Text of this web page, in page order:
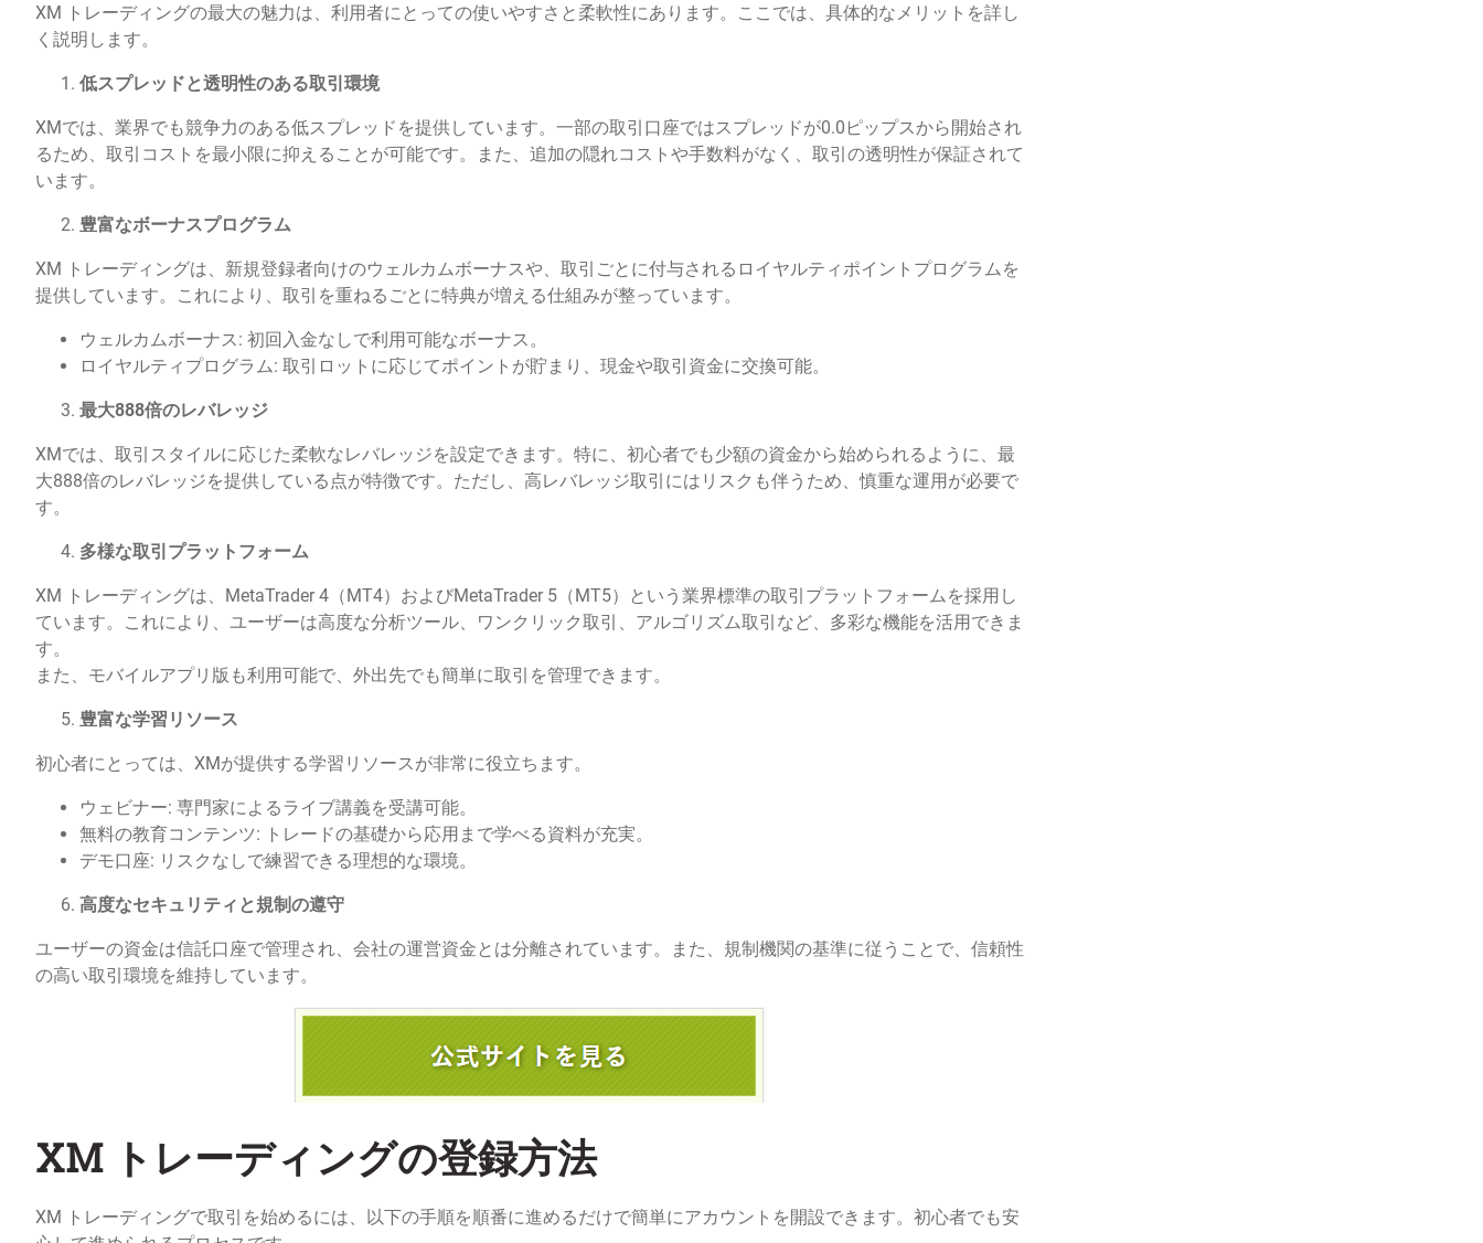
XM トレーディングの最大の魅力は、利用者にとっての使いやすさと柔軟性にあります。ここでは、具体的なメリットを詳し
く説明します。
低スプレッドと透明性のある取引環境
XMでは、業界でも競争力のある低スプレッドを提供しています。一部の取引口座ではスプレッドが0.0ピップスから開始され
るため、取引コストを最小限に抑えることが可能です。また、追加の隠れコストや手数料がなく、取引の透明性が保証されて
います。
豊富なボーナスプログラム
XM トレーディングは、新規登録者向けのウェルカムボーナスや、取引ごとに付与されるロイヤルティポイントプログラムを
提供しています。これにより、取引を重ねるごとに特典が増える仕組みが整っています。
ウェルカムボーナス: 初回入金なしで利用可能なボーナス。
ロイヤルティプログラム: 取引ロットに応じてポイントが貯まり、現金や取引資金に交換可能。
最大888倍のレバレッジ
XMでは、取引スタイルに応じた柔軟なレバレッジを設定できます。特に、初心者でも少額の資金から始められるように、最
大888倍のレバレッジを提供している点が特徴です。ただし、高レバレッジ取引にはリスクも伴うため、慎重な運用が必要で
す。
多様な取引プラットフォーム
XM トレーディングは、MetaTrader 4（MT4）およびMetaTrader 5（MT5）という業界標準の取引プラットフォームを採用し
ています。これにより、ユーザーは高度な分析ツール、ワンクリック取引、アルゴリズム取引など、多彩な機能を活用できま
す。
また、モバイルアプリ版も利用可能で、外出先でも簡単に取引を管理できます。
豊富な学習リソース
初心者にとっては、XMが提供する学習リソースが非常に役立ちます。
ウェビナー: 専門家によるライブ講義を受講可能。
無料の教育コンテンツ: トレードの基礎から応用まで学べる資料が充実。
デモ口座: リスクなしで練習できる理想的な環境。
高度なセキュリティと規制の遵守
ユーザーの資金は信託口座で管理され、会社の運営資金とは分離されています。また、規制機関の基準に従うことで、信頼性
の高い取引環境を維持しています。
XM トレーディングの登録方法
XM トレーディングで取引を始めるには、以下の手順を順番に進めるだけで簡単にアカウントを開設できます。初心者でも安